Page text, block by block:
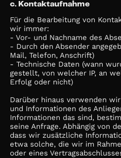
c. Kontaktaufnahme
Für die Bearbeitung von
wir immer:
- Vor- und Nachname des
- Durch den Absender
Mail, Telefon, Anschrift)
- Technische Daten (wann
gestellt, von welcher IP, an
Erfolg oder nicht)
Darüber hinaus verwenden
und Informationen des
Informationen das sind,
seine Anfrage. Abhängig von
dass wir zusätzliche
etwa solche, die wir im
oder eines